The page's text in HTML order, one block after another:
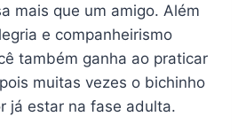
mais que um amigo. Além
e companheirismo
também ganha ao praticar
muitas vezes o bichinho
já estar na fase adulta.